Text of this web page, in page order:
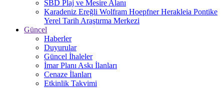
SBD Plaj ve Mesire Alanı
Karadeniz Ereğli Wolfram Hoepfner Herakleia Pontike
Yerel Tarih Araştırma Merkezi
Güncel
Haberler
Duyurular
Güncel İhaleler
İmar Planı Askı İlanları
Cenaze İlanları
Etkinlik Takvimi